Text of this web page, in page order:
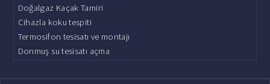
Doğalgaz Kaçak Tamiri
Cihazla koku tespiti
Termosifon tesisatı ve montajı
Donmuş su tesisatı açma